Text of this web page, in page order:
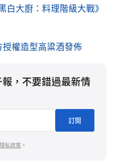
白大廚：料理階級大戰》
授權造型高粱酒發佈
，不要錯過最新情
訂閱
隱私政策 。